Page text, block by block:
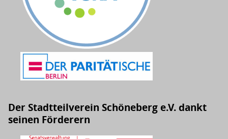
Der Stadtteilverein Schöneberg e.V. dankt
seinen Förderern